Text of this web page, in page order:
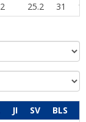
2 25.2 31
JI SV BLS